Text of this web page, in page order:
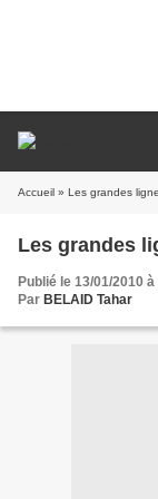
Accueil » Les grandes
Les grandes
Publié le 13/01/2010 à
Par BELAID Tahar